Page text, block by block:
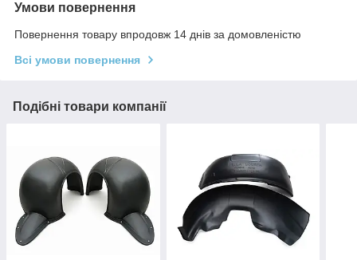
Умови повернення
Повернення товару впродовж 14 днів за домовленістю
Всі умови повернення
Подібні товари компанії